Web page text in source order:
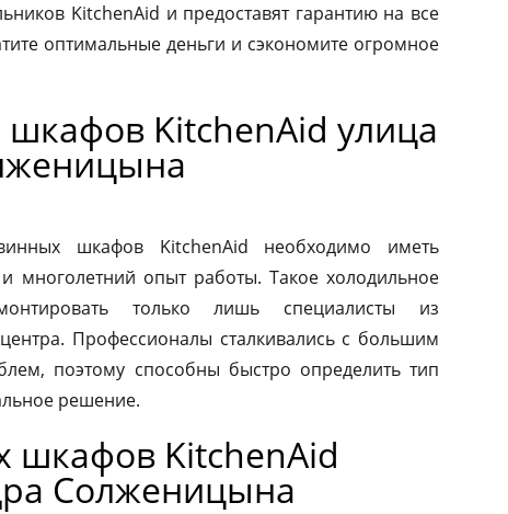
KitchenAid и предоставят гарантию на все
оптимальные деньги и сэкономите огромное
KitchenAid улица
шкафов KitchenAid необходимо иметь
многолетний опыт работы. Такое холодильное
только лишь специалисты из
Профессионалы сталкивались с большим
поэтому способны быстро определить тип
решение.
шкафов KitchenAid
Солженицына